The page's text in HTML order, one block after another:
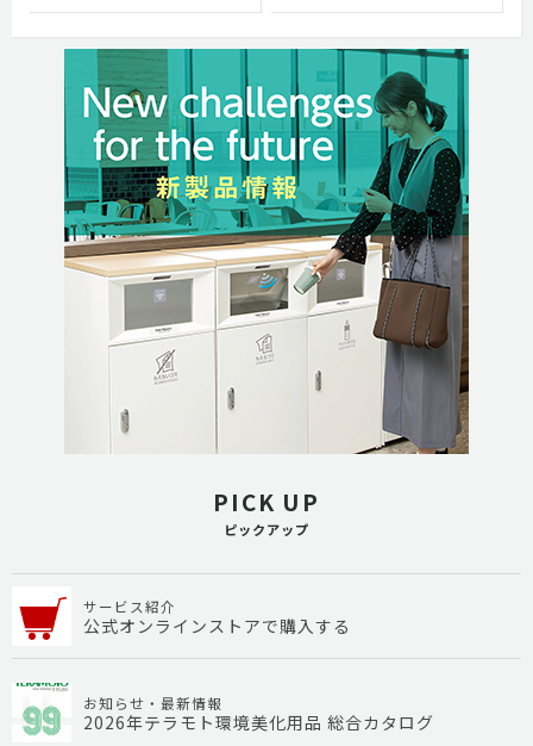
PICK UP
ピックアップ
サービス紹介
公式オンラインストアで購入する
お知らせ・最新情報
2026年テラモト環境美化用品 総合カタログ